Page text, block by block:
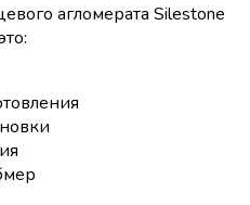
агломерата Silestone